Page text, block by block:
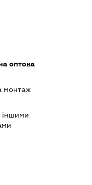
оптова
монтаж
іншими